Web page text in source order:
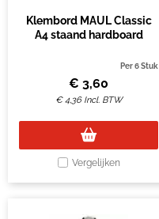
Klembord MAUL Classic
A4 staand hardboard
Per 6 Stuk
€ 3,60
€4,36 Incl. BTW
Vergelijken